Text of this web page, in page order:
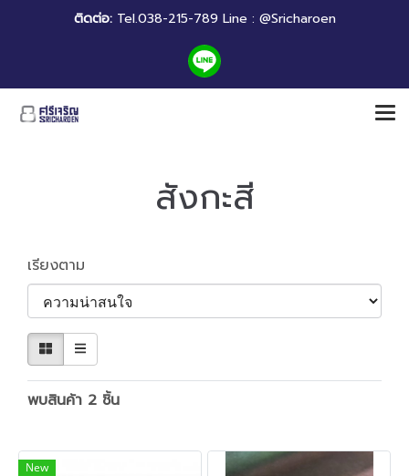
ติดต่อ:Tel.038-215-789 Line : @Sricharoen
สังกะสี
เรียงตาม
พบสินค้า 2 ชิ้น
New